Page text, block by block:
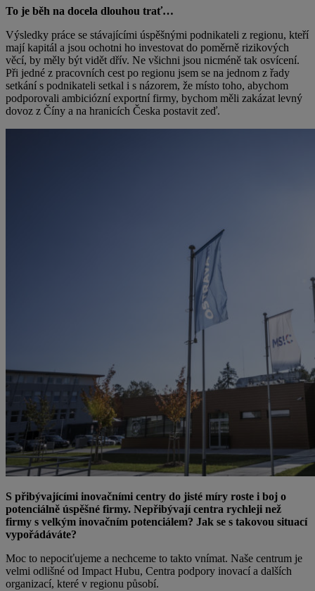
To je běh na docela dlouhou trať…
Výsledky práce se stávajícími úspěšnými podnikateli z regionu, kteří
mají kapitál a jsou ochotni ho investovat do poměrně rizikových
věcí, by měly být vidět dřív. Ne všichni jsou nicméně tak osvícení.
Při jedné z pracovních cest po regionu jsem se na jednom z řady
setkání s podnikateli setkal i s názorem, že místo toho, abychom
podporovali ambiciózní exportní firmy, bychom měli zakázat levný
dovoz z Číny a na hranicích Česka postavit zeď.
S přibývajícími inovačními centry do jisté míry roste i boj o
potenciálně úspěšné firmy. Nepřibývají centra rychleji než
firmy s velkým inovačním potenciálem? Jak se s takovou situací
vypořádáváte?
Moc to nepociťujeme a nechceme to takto vnímat. Naše centrum je
velmi odlišné od Impact Hubu, Centra podpory inovací a dalších
organizací, které v regionu působí.